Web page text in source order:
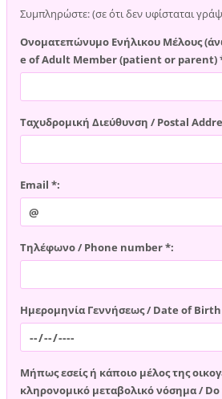
Συμπληρώστε: (σε ότι δεν υφίσταται
Ονοματεπώνυμο Ενήλικου Μέλους
e of Adult Member (patient or parent)
Ταχυδρομική Διεύθυνση / Postal
Email *:
Τηλέφωνο / Phone number *:
Ημερομηνία Γεννήσεως / Date of
Μήπως εσείς ή κάποιο μέλος της
κληρονομικό μεταβολικό νόσημα /